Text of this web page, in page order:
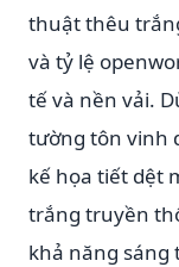
thuật thêu
và tỷ lệ
tế và nền vải.
tường tôn vinh
kế họa tiết dệt
trắng truyền
khả năng sáng